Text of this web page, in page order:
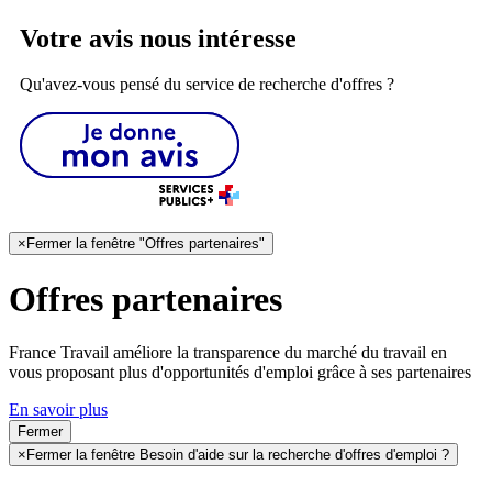
Votre avis nous intéresse
Qu'avez-vous pensé du service de recherche d'offres ?
× Fermer la fenêtre "Offres partenaires"
Offres partenaires
France Travail améliore la transparence du marché du travail en
vous proposant plus d'opportunités d'emploi grâce à ses partenaires
En savoir plus
Fermer
× Fermer la fenêtre Besoin d'aide sur la recherche d'offres d'emploi ?